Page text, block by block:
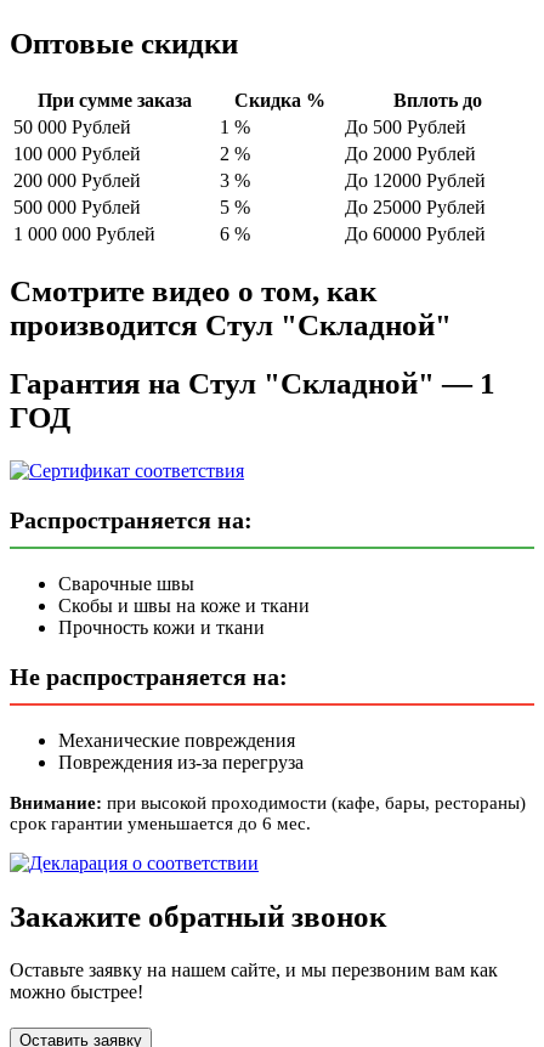
Оптовые скидки
При сумме заказа Скидка %
Вплоть до
50 000 Рублей
1 %
До 500 Рублей
100 000 Рублей
2 %
До 2000 Рублей
200 000 Рублей
3 %
До 12000 Рублей
500 000 Рублей
5 %
До 25000 Рублей
1 000 000 Рублей
6 % До 60000 Рублей
Смотрите видео о том, как
производится Стул "Складной"
Гарантия на Стул "Складной" — 1
ГОД
Распространяется на:
Сварочные швы
Скобы и швы на коже и ткани
Прочность кожи и ткани
Не распространяется на:
Механические повреждения
Повреждения из-за перегруза
Внимание: при высокой проходимости (кафе, бары, рестораны)
срок гарантии уменьшается до 6 мес.
Закажите обратный звонок
Оставьте заявку на нашем сайте, и мы перезвоним вам как
можно быстрее!
Оставить заявку